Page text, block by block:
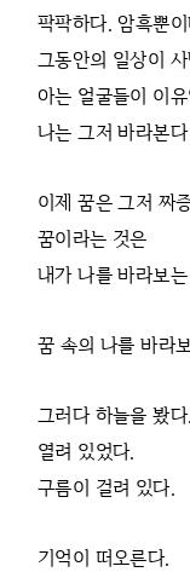
팍팍하다. 암흑뿐
그동안의 일상이
아는 얼굴들이 이
나는 그저 바라본다
이제 꿈은 그저 짜
꿈이라는 것은
내가 나를 바라보
꿈 속의 나를 바라
그러다 하늘을 봤다.
열려 있었다.
구름이 걸려 있다.
기억이 떠오른다.